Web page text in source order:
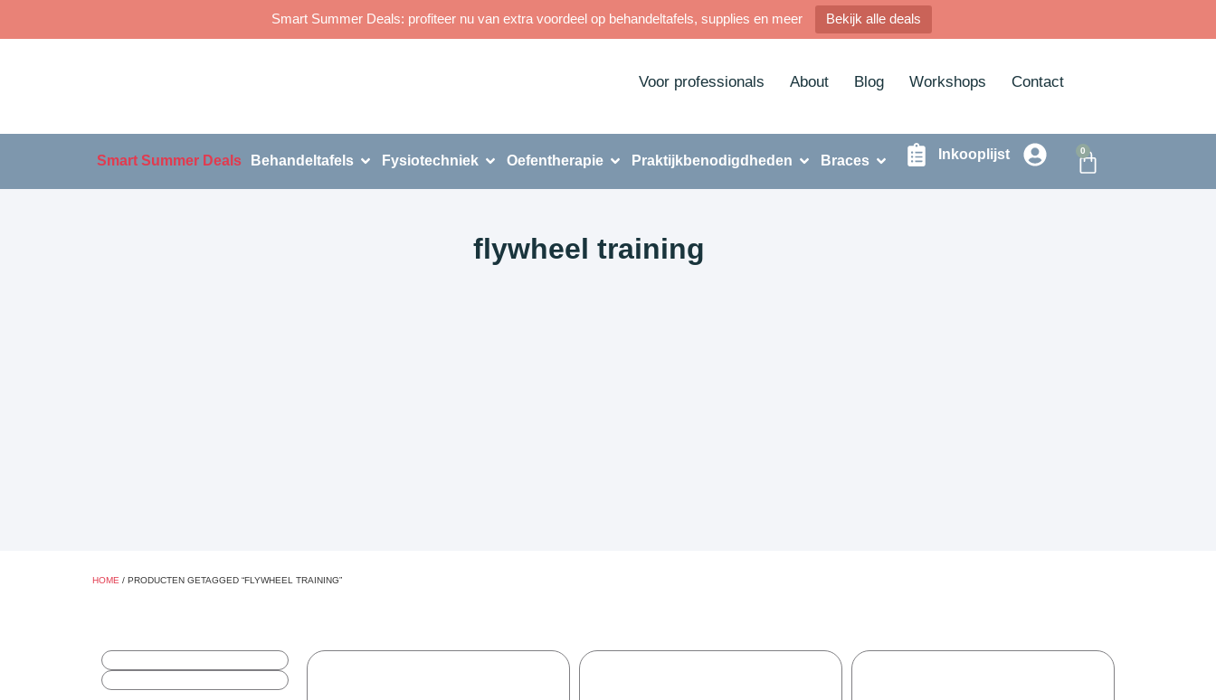
Smart Summer Deals: profiteer nu van extra voordeel op behandeltafels, supplies en meer Bekijk alle deals
Voor professionals About Blog Workshops Contact
Smart Summer Deals Behandeltafels Fysiotechniek Oefentherapie Praktijkbenodigdheden Braces Inkooplijst 0
flywheel training
HOME / PRODUCTEN GETAGGED “FLYWHEEL TRAINING”